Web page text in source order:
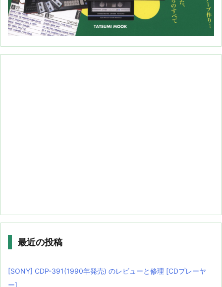
最近の投稿
[SONY] CDP-391(1990年発売) のレビューと修理 [CDプレーヤ
ー]